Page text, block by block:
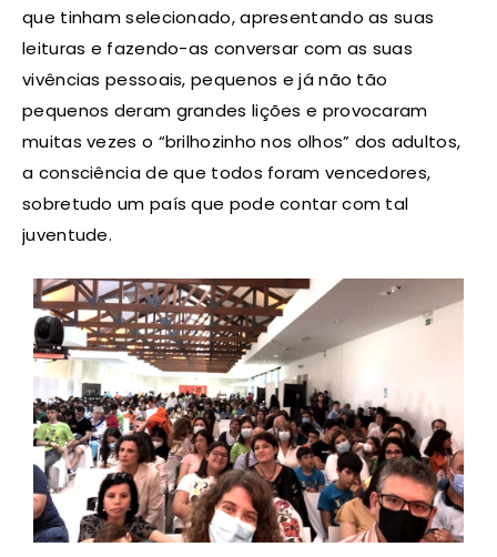
que tinham selecionado, apresentando as suas
leituras e fazendo-as conversar com as suas
vivências pessoais, pequenos e já não tão
pequenos deram grandes lições e provocaram
muitas vezes o “brilhozinho nos olhos” dos adultos,
a consciência de que todos foram vencedores,
sobretudo um país que pode contar com tal
juventude.